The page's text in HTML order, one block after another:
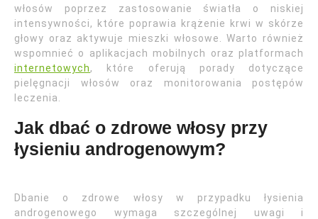
włosów poprzez zastosowanie światła o niskiej
intensywności, które poprawia krążenie krwi w skórze
głowy oraz aktywuje mieszki włosowe. Warto również
wspomnieć o aplikacjach mobilnych oraz platformach
internetowych, które oferują porady dotyczące
pielęgnacji włosów oraz monitorowania postępów
leczenia.
Jak dbać o zdrowe włosy przy
łysieniu androgenowym?
Dbanie o zdrowe włosy w przypadku łysienia
androgenowego wymaga szczególnej uwagi i